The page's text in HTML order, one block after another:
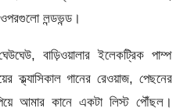
লন্ডভন্ড।
বাড়িওয়ালার ইলেকট্রিক পাম্প
ক্ল্যাসিকাল গানের রেওয়াজ, পেছনের
আমার কানে একটা লিস্ট পৌঁছল।